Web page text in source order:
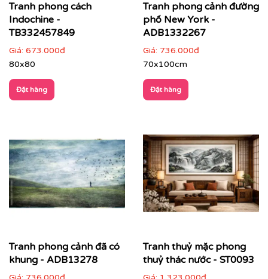
Phòng làm việc
: giúp thư giãn tinh thần, tăng cảm
hứng sáng tạo
Tranh phong cách
Indochine -
TB332457849
Giá: 673.000đ
80x80
Đặt hàng
Tranh phong cảnh đường
phố New York -
ADB1332267
Giá: 736.000đ
70x100cm
Đặt hàng
Tranh phong cảnh đã có
khung - ADB13278
Tranh thuỷ mặc phong
thuỷ thác nước - ST0093